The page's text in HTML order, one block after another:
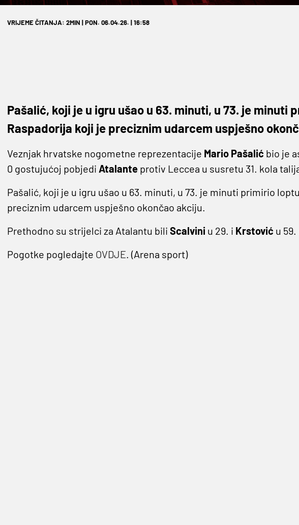
VRIJEME ČITANJA: 2MIN | PON. 06.04.26. | 16:58
Pašalić, koji je u igru ušao u 63. minuti, u 73. je minuti
Raspadorija koji je preciznim udarcem uspješno
Veznjak hrvatske nogometne reprezentacije Mario Pašalić bio je
0 gostujućoj pobjedi Atalanteprotiv Leccea u susretu 31. kola
Pašalić, koji je u igru ušao u 63. minuti, u 73. je minuti primirio
preciznim udarcem uspješno okončao akciju.
Prethodno su strijelci za Atalantu bili Scalvini u 29. i Krstović u
Pogotke pogledajte OVDJE. (Arena sport)